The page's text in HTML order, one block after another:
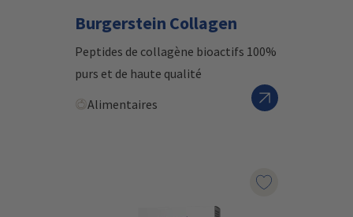
Burgerstein Collagen
Peptides de collagène bioactifs 100%
purs et de haute qualité
Alimentaires
Marqueur le